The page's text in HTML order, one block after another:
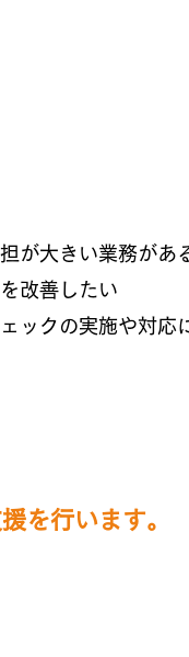
が大きい業務があ
改善したい
ックの実施や対応
を行います。